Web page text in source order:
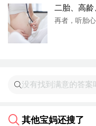
二胎、高
再者，听胎
其他宝妈还搜了